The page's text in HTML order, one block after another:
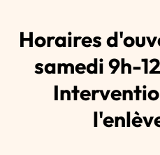
Horaires
samedi 9h-